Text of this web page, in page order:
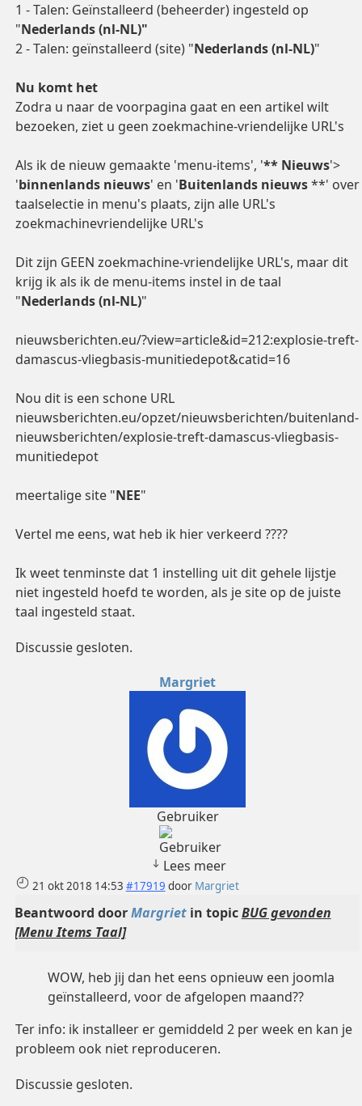
1 - Talen: Geïnstalleerd (beheerder) ingesteld op
"Nederlands (nl-NL)"
2 - Talen: geïnstalleerd (site) "Nederlands (nl-NL)"
Nu komt het
Zodra u naar de voorpagina gaat en een artikel wilt
bezoeken, ziet u geen zoekmachine-vriendelijke URL's
Als ik de nieuw gemaakte 'menu-items', '** Nieuws'>
'binnenlands nieuws' en 'Buitenlands nieuws**' over
taalselectie in menu's plaats, zijn alle URL's
zoekmachinevriendelijke URL's
Dit zijn GEEN zoekmachine-vriendelijke URL's, maar dit
krijg ik als ik de menu-items instel in de taal
"Nederlands (nl-NL)"
nieuwsberichten.eu/?view=article&id=212:explosie-treft-
damascus-vliegbasis-munitiedepot&catid=16
Nou dit is een schone URL
nieuwsberichten.eu/opzet/nieuwsberichten/buitenland-
nieuwsberichten/explosie-treft-damascus-vliegbasis-
munitiedepot
meertalige site "NEE"
Vertel me eens, wat heb ik hier verkeerd ????
Ik weet tenminste dat 1 instelling uit dit gehele lijstje
niet ingesteld hoefd te worden, als je site op de juiste
taal ingesteld staat.
Discussie gesloten.
Margriet
Gebruiker
Lees meer
21 okt 2018 14:53 #17919 door Margriet
Beantwoord doorMargrietin topicBUG gevonden
[Menu Items Taal]
WOW, heb jij dan het eens opnieuw een joomla
geïnstalleerd, voor de afgelopen maand??
Ter info: ik installeer er gemiddeld 2 per week en kan je
probleem ook niet reproduceren.
Discussie gesloten.